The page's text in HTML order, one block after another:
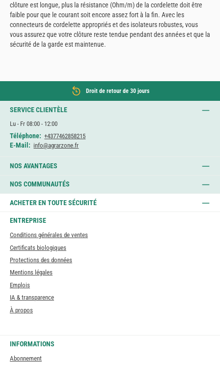
clôture est longue, plus la résistance (Ohm/m) de la cordelette doit être
faible pour que le courant soit encore assez fort à la fin. Avec les
connecteurs de cordelette appropriés et des isolateurs robustes, vous
vous assurez que votre clôture reste tendue pendant des années et que la
sécurité de la garde est maintenue.
Droit de retour de 30 jours
SERVICE CLIENTÈLE
Lu - Fr 08:00 - 12:00
Téléphone: +4377462858215
E-Mail: info@agrarzone.fr
NOS AVANTAGES
NOS COMMUNAUTÉS
ACHETER EN TOUTE SÉCURITÉ
ENTREPRISE
Conditions générales de ventes
Certificats biologiques
Protections des données
Mentions légales
Emplois
IA & transparence
À propos
INFORMATIONS
Abonnement